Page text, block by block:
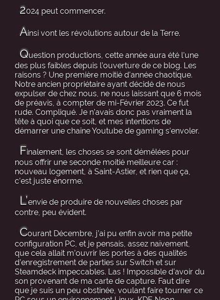
2024 peut commencer.
Ainsi vont les révolutions autour de la Terre.
Question productions, cette année aura été l’une
des plus faibles depuis l’ouverture de ce blog. Les
raisons ? Une première moitié d’année chaotique.
Notre ancien propriétaire ayant décidé de nous
expulser de chez nous, ne nous laissant que 6 mois
de préavis, à compter de mi-Février 2023. Ce fut
rude. Compliqué. Je n’avais donc pas vraiment la
tête à quoi que ce soit, et mes intentions de
démarrer une chaîne Youtube de gaming s’envoler.
Finalement, les choses se sont démêlées pour
nous offrir une seconde moitié meilleure car :
nouveau logement, à Saint-Astier, et rien que ça,
c’est juste énorme.
L’envie de produire de nouvelles choses par
contre, peu évident.
Courant Décembre, j’ai pu enfin avoir ma petite
configuration PC, et je pensais, assez naïvement,
que cela allait m’ouvrir les portes à des qualités
d’enregistrement de parties sur Switch et sur
Steamdeck impeccables. Las ! Impossible d’avoir du
son provenant de ma carte de capture. Faut dire
que je suis un peu obstinée, voulant faire tourner ce